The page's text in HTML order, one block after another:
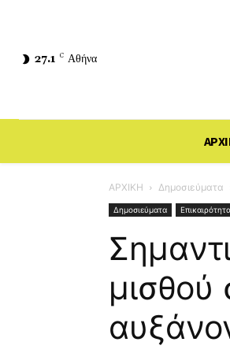
27.1 C Αθήνα
ΑΡΧΙΚΗ Δημοσιεύματα
Δημοσιεύματα Επικαιρότητα